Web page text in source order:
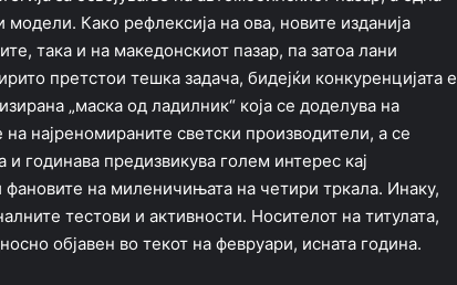
Како рефлексија на ова, новите изданија
така и на македонскиот пазар, па затоа лани
претстои тешка задача, бидејќи конкуренцијата е
„маска од ладилник“ која се доделува на
најреномираните светски производители, а се
годинава предизвикува голем интерес кај
на миленичињата на четири тркала. Инаку,
тестови и активности. Носителот на титулата,
објавен во текот на февруари, исната година.